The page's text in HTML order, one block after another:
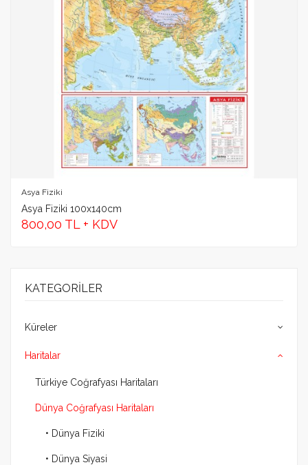
KATEGORILER
Küreler
Haritalar
Türkiye Coğrafyası Haritaları
Dünya Coğrafyası Haritaları
• Dünya Fiziki
• Dünya Siyasi
Asya Fiziki
Asya Fiziki 100x140cm
800,00 TL + KDV